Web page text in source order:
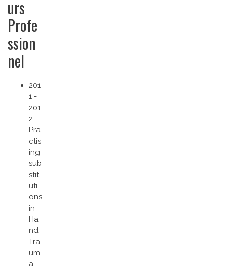
urs
Profe
ssion
nel
201
1 -
201
2
Pra
ctis
ing
sub
stit
uti
ons
in
Ha
nd
Tra
um
a